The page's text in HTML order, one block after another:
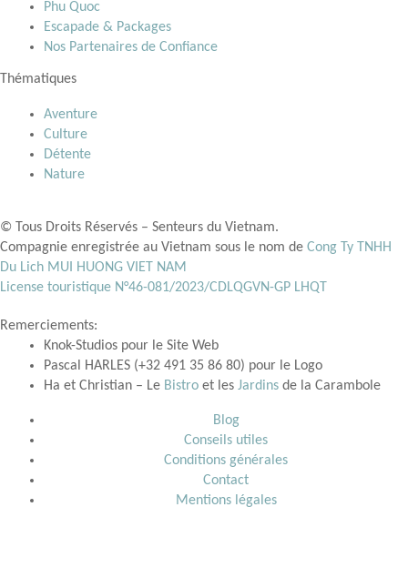
Phu Quoc
Escapade & Packages
Nos Partenaires de Confiance
Thématiques
Aventure
Culture
Détente
Nature
© Tous Droits Réservés – Senteurs du Vietnam.
Compagnie enregistrée au Vietnam sous le nom de Cong Ty TNHH
Du Lich MUI HUONG VIET NAM
License touristique N°46-081/2023/CDLQGVN-GP LHQT
Remerciements:
Knok-Studios pour le Site Web
Pascal HARLES (+32 491 35 86 80) pour le Logo
Ha et Christian – Le Bistro et les Jardins de la Carambole
Blog
Conseils utiles
Conditions générales
Contact
Mentions légales